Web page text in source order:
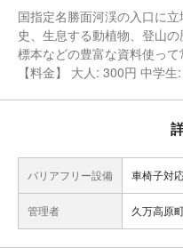
国指定名勝面河渓の入口に
史、生息する動植物、登山
標本などの豊富な資料使って
【料金】 大人: 300円 中学
バリアフリー設備 車椅子対
管理者 久万高原